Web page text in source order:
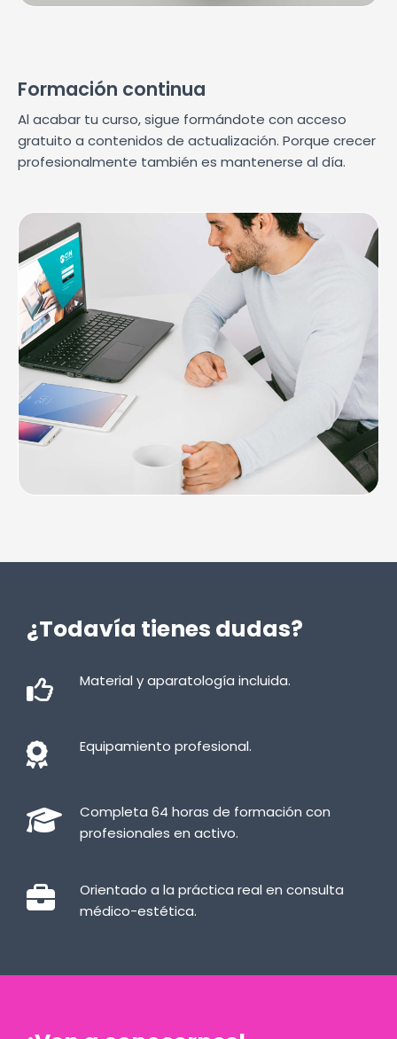
Formación continua
Al acabar tu curso, sigue formándote con acceso
gratuito a contenidos de actualización. Porque crecer
profesionalmente también es mantenerse al día.
¿Todavía tienes dudas?
Material y aparatología incluida.
Equipamiento profesional.
Completa 64 horas de formación con
profesionales en activo.
Orientado a la práctica real en consulta
médico-estética.